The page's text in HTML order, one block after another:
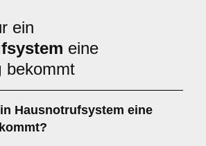
ein
eine
bekommt
Hausnotrufsystem eine